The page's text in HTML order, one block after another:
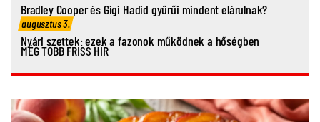
Bradley Cooper és Gigi Hadid gyűrűi mindent elárulnak?
augusztus 3.
Nyári szettek: ezek a fazonok működnek a hőségben
MÉG TÖBB FRISS HÍR